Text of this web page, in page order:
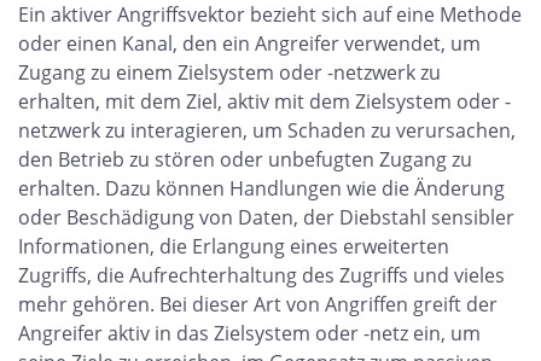
Ein aktiver Angriffsvektor bezieht sich auf eine Methode
oder einen Kanal, den ein Angreifer verwendet, um
Zugang zu einem Zielsystem oder -netzwerk zu
erhalten, mit dem Ziel, aktiv mit dem Zielsystem oder -
netzwerk zu interagieren, um Schaden zu verursachen,
den Betrieb zu stören oder unbefugten Zugang zu
erhalten. Dazu können Handlungen wie die Änderung
oder Beschädigung von Daten, der Diebstahl sensibler
Informationen, die Erlangung eines erweiterten
Zugriffs, die Aufrechterhaltung des Zugriffs und vieles
mehr gehören. Bei dieser Art von Angriffen greift der
Angreifer aktiv in das Zielsystem oder -netz ein, um